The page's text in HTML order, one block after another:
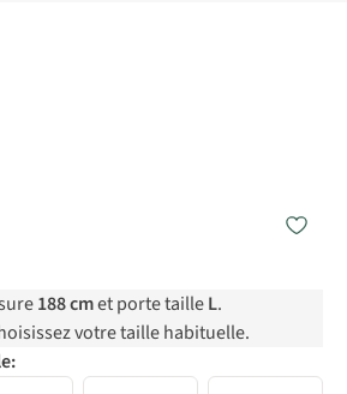
188 cmet porte tailleL.
votre taille habituelle.